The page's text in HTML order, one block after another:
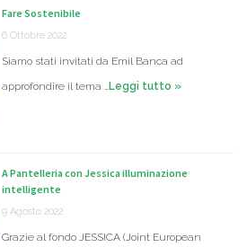
Fare Sostenibile
6 Ottobre 2022
Siamo stati invitati da Emil Banca ad
approfondire il tema …Leggi tutto »
A Pantelleria con Jessica illuminazione
intelligente
9 Agosto 2022
Grazie al fondo JESSICA (Joint European